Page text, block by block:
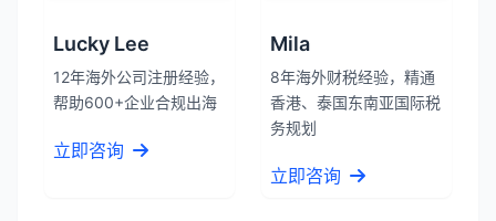
Lucky Lee
12年海外公司注册经验，
帮助600+企业合规出海
立即咨询
Mila
8年海外财税经验，精通
香港、泰国东南亚国际税
务规划
立即咨询